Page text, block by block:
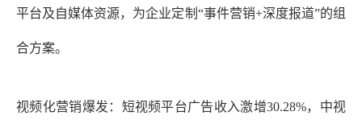
平台及自媒体资源，为企业定制“事件营销+深度报道”的组
合方案。
视频化营销爆发：短视频平台广告收入激增30.28%，中视